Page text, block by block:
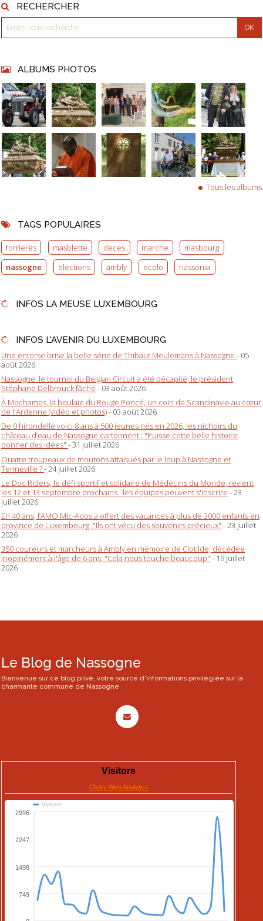
RECHERCHER
ALBUMS PHOTOS
Tous les albums
TAGS POPULAIRES
forrieres masblette deces marche
masbourg
nassogne
elections ambly ecolo nassonia
INFOS LA MEUSE LUXEMBOURG
INFOS L'AVENIR DU LUXEMBOURG
Une entorse brise la belle série de Thibaut Meulemans à Nassogne - 05
août 2026
Nassogne: le tournoi du Belgian Circuit a été décapité, le président
Stéphane Delbrouck fâché - 03 août 2026
À Mochamps, la boulaie du Rouge Poncé, un coin de Scandinavie au cœur
de l'Ardenne (vidéo et photos)- 03 août 2026
De 0 hirondelle voici 8 ans à 500 jeunes nés en 2026, les nichoirs du
château d’eau de Nassogne cartonnent : "Puisse cette belle histoire
donner des idées" - 31 juillet 2026
Quatre troupeaux de moutons attaqués par le loup à Nassogne et
Tenneville ?- 24 juillet 2026
Le Doc Riders, le défi sportif et solidaire de Médecins du Monde, revient
les 12 et 13 septembre prochains : les équipes peuvent s'inscrire - 23
juillet 2026
En 40 ans, l’AMO Mic-Ados a offert des vacances à plus de 3000 enfants en
province de Luxembourg: "Ils ont vécu des souvenirs précieux" - 23 juillet
2026
350 coureurs et marcheurs à Ambly en mémoire de Clotilde, décédée
inopinément à l'âge de 6 ans: "Cela nous touche beaucoup" - 19 juillet
2026
Le Blog de Nassogne
Bienvenue sur ce blog privé, votre source d'informations privilégiée sur la
charmante commune de Nassogne